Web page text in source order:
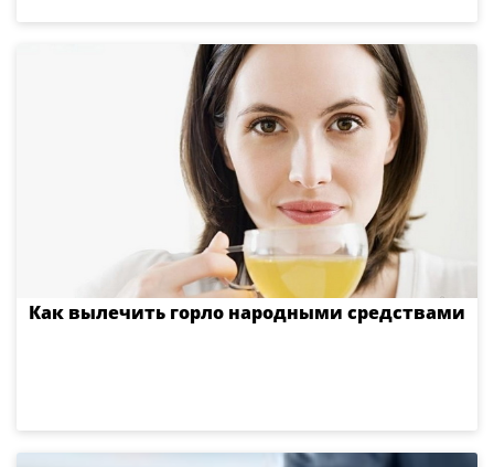
Как вылечить горло народными средствами